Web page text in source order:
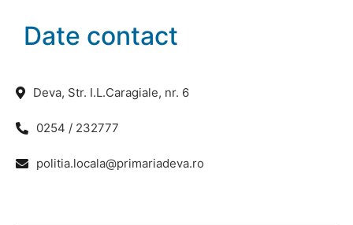
Date contact
Deva, Str. I.L.Caragiale, nr. 6
0254 / 232777
politia.locala@primariadeva.ro